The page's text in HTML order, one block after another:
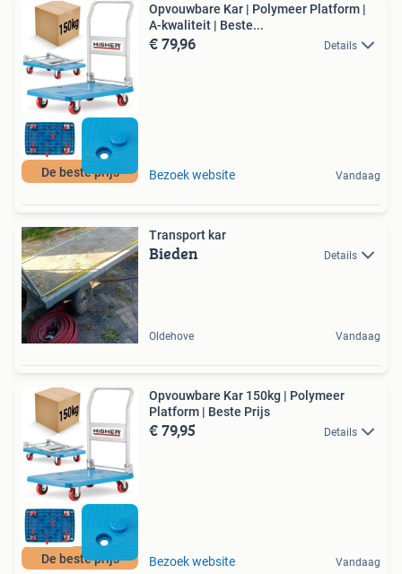
De beste prijs
Opvouwbare Kar | Polymeer Platform |
A-kwaliteit | Beste...
€ 79,96 Details
Bezoek website Vandaag
Transport kar
Bieden Details
Oldehove Vandaag
De beste prijs
Opvouwbare Kar 150kg | Polymeer
Platform | Beste Prijs
€ 79,95 Details
Bezoek website Vandaag